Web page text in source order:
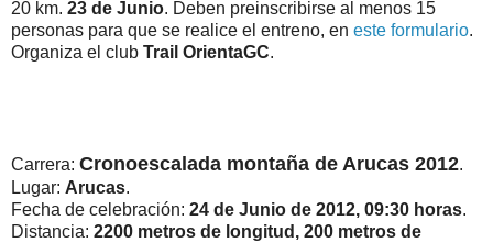
20 km. 23 de Junio. Deben preinscribirse al menos 15
personas para que se realice el entreno, en este formulario.
Organiza el club Trail OrientaGC.
Carrera: Cronoescalada montaña de Arucas 2012.
Lugar: Arucas.
Fecha de celebración: 24 de Junio de 2012, 09:30 horas.
Distancia: 2200 metros de longitud, 200 metros de